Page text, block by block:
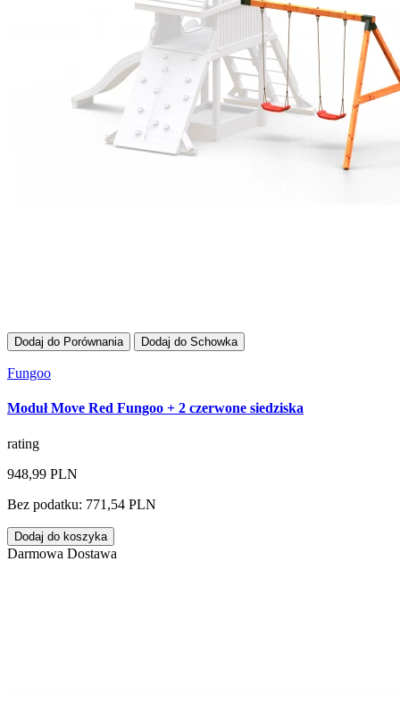
Dodaj do Porównania Dodaj do Schowka
Fungoo
Moduł Move Red Fungoo + 2 czerwone siedziska
rating
948,99 PLN
Bez podatku: 771,54 PLN
Dodaj do koszyka
Darmowa Dostawa